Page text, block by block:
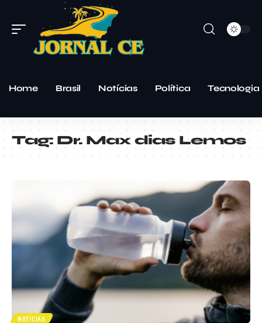
Home Brasil Notícias Política Tecnologia
Tag:Dr. Max dias Lemos
NOTÍCIAS